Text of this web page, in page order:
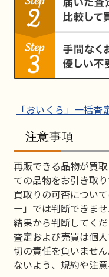
「おいくら」一括査
注意事項
再販できる品物が買
ての品物をお引き取
買取りの可否につい
ー」では判断できま
結果から判断してくだ
査定および売買は個
切の責任を負いませ
ないよう、規約や注